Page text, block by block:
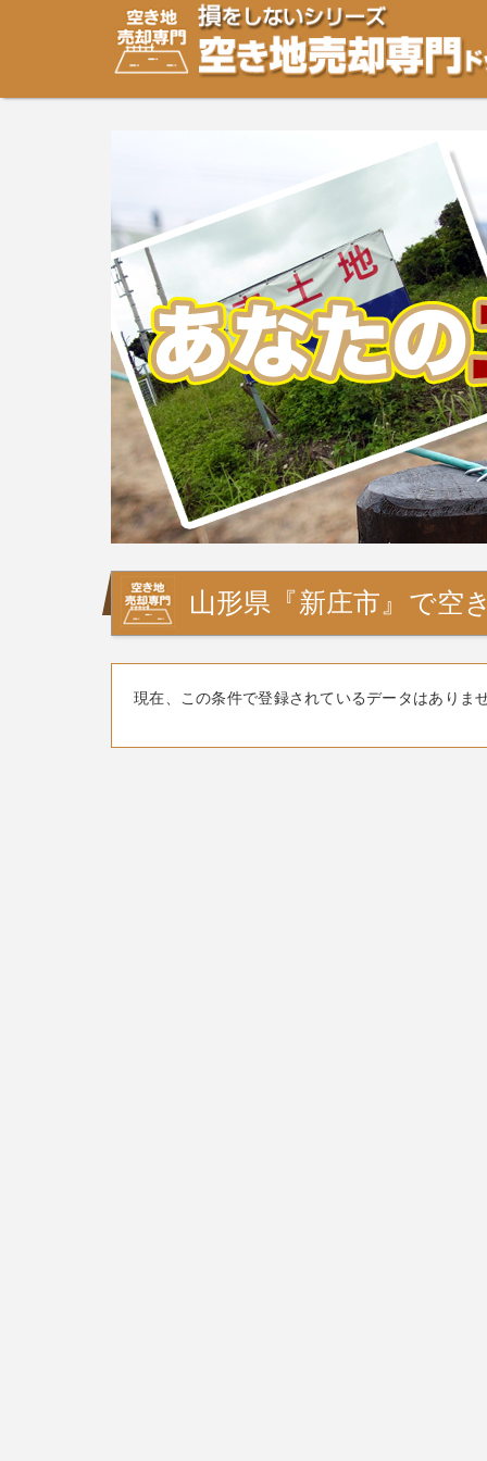
空き地・土地の「売却」は「個人」の方々が、「買取」
り安めの売却金額と言われています。空き地・土地の売
山形県『新庄市』で空
現在、この条件で登録されているデータはありま